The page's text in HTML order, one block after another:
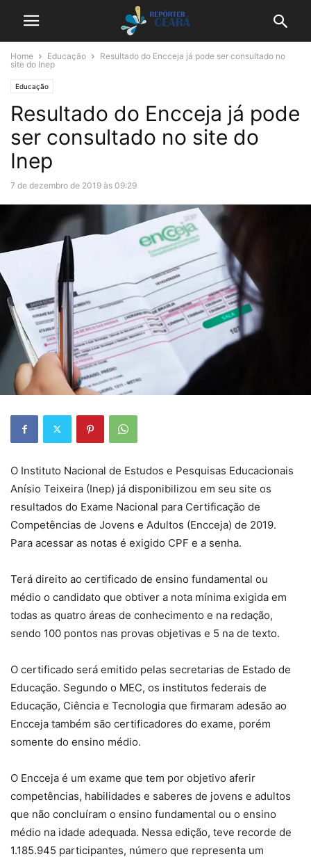
Home Educação
Resultado do Encceja já pode ser consultado no
site do Inep
Educação
Resultado do Encceja já pode
ser consultado no site do
Inep
7 de dezembro de 2019 às 09:29
O Instituto Nacional de Estudos e Pesquisas Educacionais
Anísio Teixeira (Inep) já disponibilizou em seu site os
resultados do Exame Nacional para Certificação de
Competências de Jovens e Adultos (Encceja) de 2019.
Para acessar as notas é exigido CPF e a senha.
Terá direito ao certificado de ensino fundamental ou
médio o candidato que obtiver a nota mínima exigida em
todas as quatro áreas de conhecimento e na redação,
sendo 100 pontos nas provas objetivas e 5 na de texto.
O certificado será emitido pelas secretarias de Estado de
Educação. Segundo o MEC, os institutos federais de
Educação, Ciência e Tecnologia que firmaram adesão ao
Encceja também são certificadores do exame, porém
somente do ensino médio.
O Encceja é um exame que tem por objetivo aferir
competências, habilidades e saberes de jovens e adultos
que não concluíram o ensino fundamental ou o ensino
médio na idade adequada. Nessa edição, teve recorde de
1.185.945 participantes, número que representa um